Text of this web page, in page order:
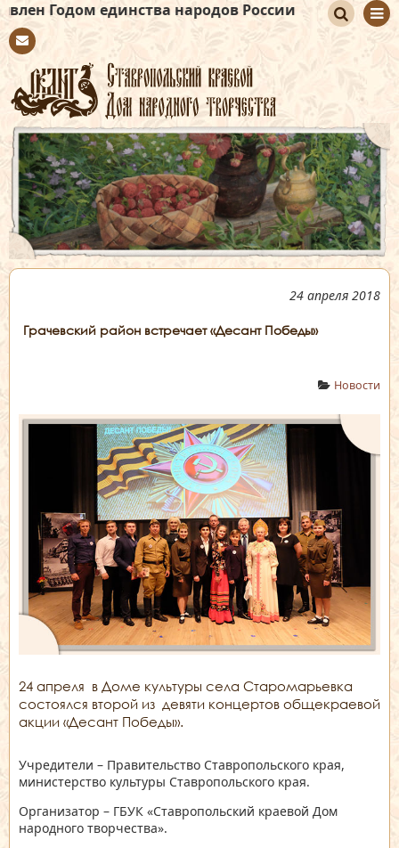
народов России
tact
иск
24 апреля 2018
Грачевский район встречает «Десант Победы»
Новости
24 апреля в Доме культуры села Старомарьевка
состоялся второй из девяти концертов общекраевой
акции «Десант Победы».
Учредители – Правительство Ставропольского края,
министерство культуры Ставропольского края.
Организатор – ГБУК «Ставропольский краевой Дом
народного творчества».